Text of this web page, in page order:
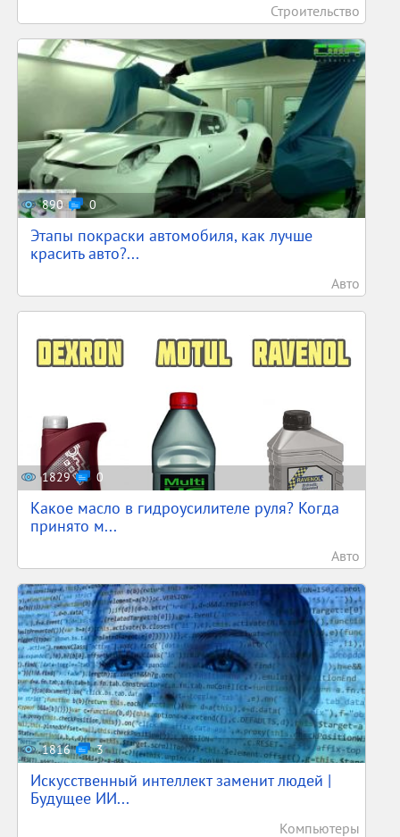
Строительство
890 0
Этапы покраски автомобиля, как лучше
красить авто?...
Авто
1829 0
Какое масло в гидроусилителе руля? Когда
принято м...
Авто
1816 3
Искусственный интеллект заменит людей |
Будущее ИИ...
Компьютеры